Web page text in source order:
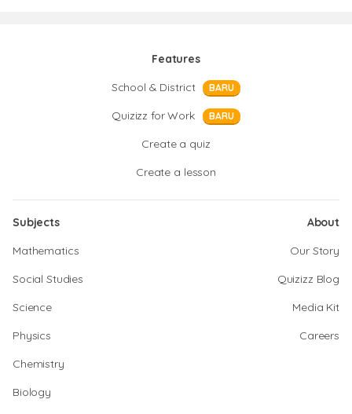
Features
School & District
BARU
Quizizz for Work BARU
Create a quiz
Create a lesson
Subjects
Mathematics
Social Studies
Science
Physics
Chemistry
Biology
About
Our Story
Quizizz Blog
Media Kit
Careers